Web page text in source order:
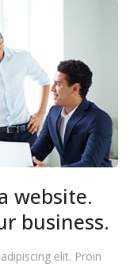
website.
business.
elit. Proin